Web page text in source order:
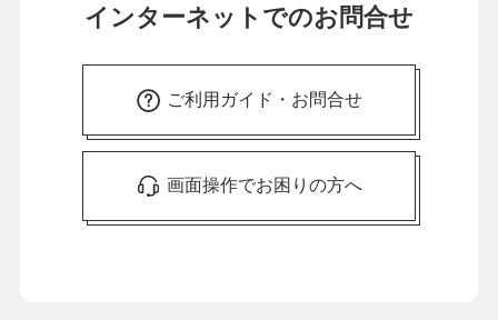
インターネットでのお問合せ
ご利用ガイド・お問合せ
画面操作でお困りの方へ